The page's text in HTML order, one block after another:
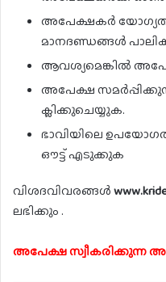
അപേക്ഷകർ
മാനദണ്ഡങ്ങൾ
ആവശ്യമെങ്കിൽ
അപേക്ഷ
ക്ലിക്കുചെയ്യുക.
ഭാവിയിലെ
ഔട്ട് എടുക്കുക
വിശദവിവരങ്ങൾ
ലഭിക്കും .
അപേക്ഷ സ്വീകരിക്കുന്ന